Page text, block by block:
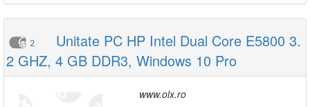
2
Unitate PC HP Intel Dual Core E5800 3.
2 GHZ, 4 GB DDR3, Windows 10 Pro
www.olx.ro